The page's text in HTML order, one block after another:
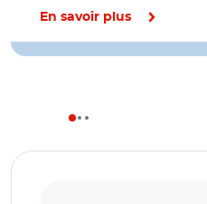
En savoir plus